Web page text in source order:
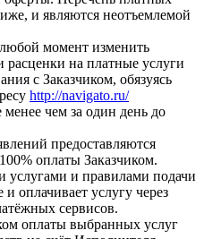
и являются неотъемлемой
момент изменить
расценки на платные услуги
с Заказчиком, обязуясь
http://navigato.ru/
чем за один день до
предоставляются
оплаты Заказчиком.
и правилами подачи
и оплачивает услугу через
сервисов.
оплаты выбранных услуг